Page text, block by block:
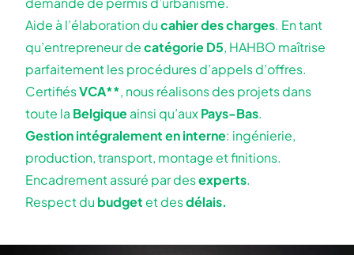
Aide à l’élaboration ducahier des charges. En tant
qu’entrepreneur decatégorie D5, HAHBO maîtrise
parfaitement les procédures d’appels d’offres.
CertifiésVCA**, nous réalisons des projets dans
toute la Belgiqueainsi qu’auxPays-Bas.
Gestion intégralement en interne: ingénierie,
production, transport, montage et finitions.
Encadrement assuré par desexperts.
Respect du budgetet desdélais.